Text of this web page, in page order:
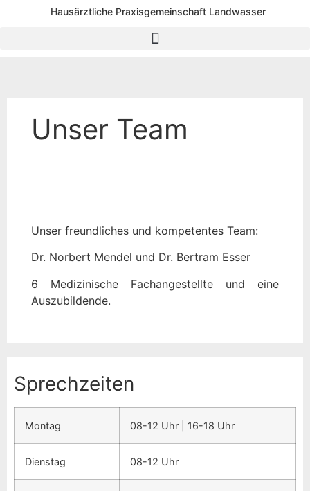
Hausärztliche Praxisgemeinschaft Landwasser
Unser Team
Unser freundliches und kompetentes Team:
Dr. Norbert Mendel und Dr. Bertram Esser
6 Medizinische Fachangestellte und eine
Auszubildende.
Sprechzeiten
Montag 08-12 Uhr | 16-18 Uhr
Dienstag 08-12 Uhr